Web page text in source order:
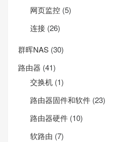
网页监控 (5)
连接 (26)
群晖NAS (30)
路由器 (41)
交换机 (1)
路由器固件和软件 (23)
路由器硬件 (10)
软路由 (7)